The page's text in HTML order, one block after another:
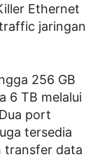
Ethernet
jaringan
256 GB
6 TB melalui
port
tersedia
transfer data